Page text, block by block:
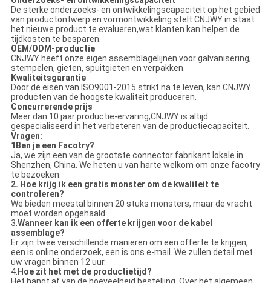
De sterke onderzoeks- en ontwikkelingscapaciteit op het gebied
van productontwerp en vormontwikkeling stelt CNJWY in staat
het nieuwe product te evalueren,wat klanten kan helpen de
tijdkosten te besparen.
OEM/ODM-productie
CNJWY heeft onze eigen assemblagelijnen voor galvanisering,
stempelen, gieten, spuitgieten en verpakken.
Kwaliteitsgarantie
Door de eisen van ISO9001-2015 strikt na te leven, kan CNJWY
producten van de hoogste kwaliteit produceren.
Concurrerende prijs
Meer dan 10 jaar productie-ervaring,CNJWY is altijd
gespecialiseerd in het verbeteren van de productiecapaciteit.
Vragen:
1Ben je een Facotry?
Ja, we zijn een van de grootste connector fabrikant lokale in
Shenzhen, China. We heten u van harte welkom om onze facotry
te bezoeken.
2. Hoe krijg ik een gratis monster om de kwaliteit te
controleren?
We bieden meestal binnen 20 stuks monsters, maar de vracht
moet worden opgehaald.
3.Wanneer kan ik een offerte krijgen voor de kabel
assemblage?
Er zijn twee verschillende manieren om een offerte te krijgen,
een is online onderzoek, een is ons e-mail. We zullen detail met
uw vragen binnen 12 uur.
4. Hoe zit het met de productietijd?